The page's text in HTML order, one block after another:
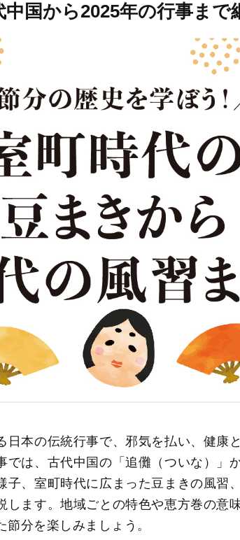
国から2025年の行事まで
日本の伝統行事で、邪気を払い、健康
では、古代中国の「追儺（ついな）」
子、室町時代に広まった豆まきの風習
します。地域ごとの特色や恵方巻の意
分を楽しみましょう。